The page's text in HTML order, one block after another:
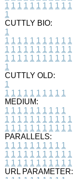
1 1 1 1 1 1 1 1 1 1 1
1
CUTTLY BIO:
1
1 1 1 1 1 1 1 1 1 1 1
1 1 1 1 1 1 1 1 1 1 1
1 1 1 1 1 1 1 1 1 1 1
1
CUTTLY OLD:
1
1 1 1 1 1 1 1 1 1 1
MEDIUM:
1 1 1 1 1 1 1 1 1 1
1 1 1 1 1 1 1 1 1 1 1
1 1 1 1 1 1 1 1 1 1 1
PARALLELS:
1 1 1 1 1 1 1 1 1 1
1 1 1 1 1 1 1 1 1 1 1
1 1 1 1 1 1 1 1 1 1 1
URL PARAMETER: